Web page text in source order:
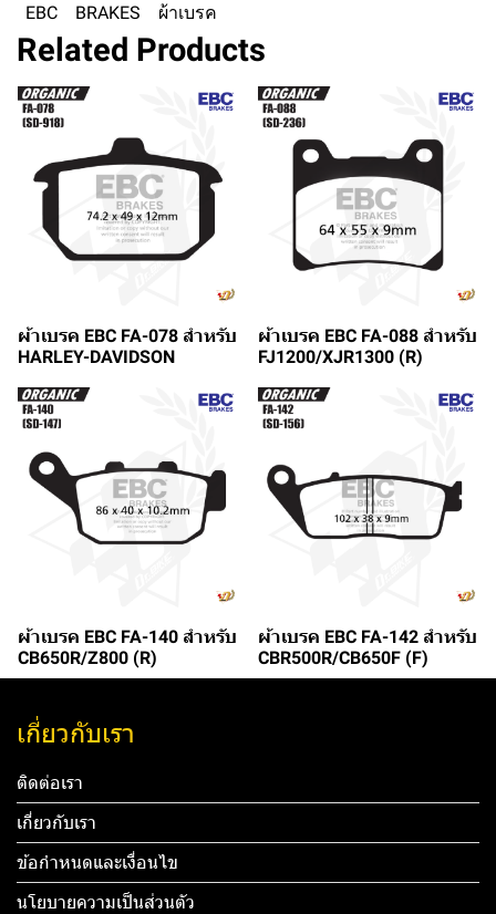
EBC BRAKES ผ้าเบรค
Related Products
ผ้าเบรค EBC FA-078 สำหรับ
HARLEY-DAVIDSON
ผ้าเบรค EBC FA-088 สำหรับ
FJ1200/XJR1300 (R)
ผ้าเบรค EBC FA-140 สำหรับ
CB650R/Z800 (R)
ผ้าเบรค EBC FA-142 สำหรับ
CBR500R/CB650F (F)
เกี่ยวกับเรา
ติดต่อเรา
เกี่ยวกับเรา
ข้อกำหนดและเงื่อนไข
นโยบายความเป็นส่วนตัว